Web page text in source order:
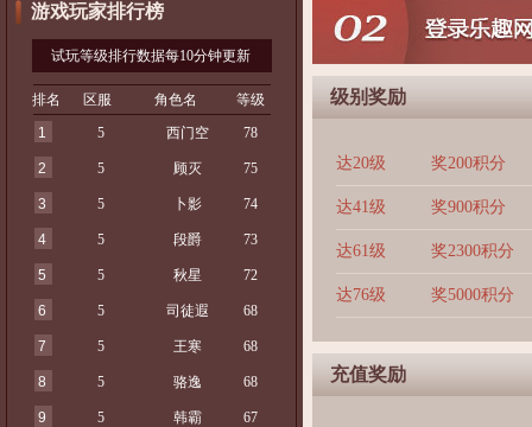
游戏玩家排行榜
试玩等级排行数据每10分钟更新
排名 区服 角色名
等级
1
5 西门空 78
2 5 顾灭 75
3 5 卜影 74
4 5 段爵 73
5 5 秋星 72
6 5 司徒遐 68
7 5 王寒 68
8 5 骆逸 68
9 5 韩霸 67
级别奖励
达20级 奖200积分
达41级 奖900积分
达61级 奖2300积分
达76级 奖5000积分
充值奖励